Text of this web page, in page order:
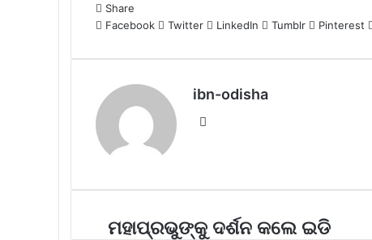
Share
Facebook
Twitter LinkedIn Tumblr Pinterest
ibn-odisha
Website
ମହାପ୍ରଭୁଙ୍କୁ ଦର୍ଶନ କଲେ ଇଡି